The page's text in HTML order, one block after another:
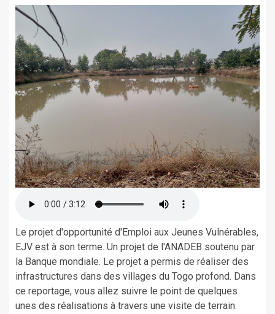
Le projet d'opportunité d'Emploi aux Jeunes Vulnérables,
EJV est à son terme. Un projet de l'ANADEB soutenu par
la Banque mondiale. Le projet a permis de réaliser des
infrastructures dans des villages du Togo profond. Dans
ce reportage, vous allez suivre le point de quelques
unes des réalisations à travers une visite de terrain.